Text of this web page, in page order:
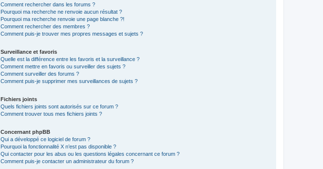
Comment rechercher dans les forums ?
Pourquoi ma recherche ne renvoie aucun résultat ?
Pourquoi ma recherche renvoie une page blanche ?!
Comment rechercher des membres ?
Comment puis-je trouver mes propres messages et sujets ?
Surveillance et favoris
Quelle est la différence entre les favoris et la surveillance ?
Comment mettre en favoris ou surveiller des sujets ?
Comment surveiller des forums ?
Comment puis-je supprimer mes surveillances de sujets ?
Fichiers joints
Quels fichiers joints sont autorisés sur ce forum ?
Comment trouver tous mes fichiers joints ?
Concernant phpBB
Qui a développé ce logiciel de forum ?
Pourquoi la fonctionnalité X n’est pas disponible ?
Qui contacter pour les abus ou les questions légales concernant ce forum ?
Comment puis-je contacter un administrateur du forum ?